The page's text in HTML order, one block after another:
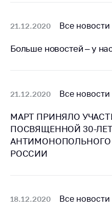
контроль закупок
потребителей
деятельности
сотрудничество
Применение мер
нетарифного
Выставочная
21.12.2020 Все новости
Больше новостей – у
21.12.2020 Все новости
МАРТ ПРИНЯЛО
ПОСВЯЩЕННОЙ 30-
АНТИМОНОПОЛЬНОГО
РОССИИ
18.12.2020 Все новости